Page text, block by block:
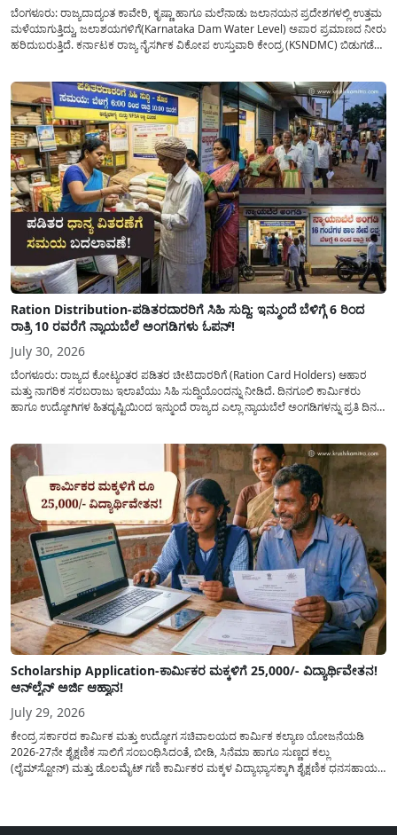
ಬೆಂಗಳೂರು: ರಾಜ್ಯದಾದ್ಯಂತ ಕಾವೇರಿ, ಕೃಷ್ಣಾ ಹಾಗೂ ಮಲೆನಾಡು ಜಲಾನಯನ ಪ್ರದೇಶಗಳಲ್ಲಿ ಉತ್ತಮ
ಮಳೆಯಾಗುತ್ತಿದ್ದು, ಜಲಾಶಯಗಳಿಗೆ(Karnataka Dam Water Level) ಅಪಾರ ಪ್ರಮಾಣದ ನೀರು
ಹರಿದುಬರುತ್ತಿದೆ. ಕರ್ನಾಟಕ ರಾಜ್ಯ ನೈಸರ್ಗಿಕ ವಿಕೋಪ ಉಸ್ತುವಾರಿ ಕೇಂದ್ರ (KSNDMC) ಬಿಡುಗಡೆ
Ration Distribution-ಪಡಿತರದಾರರಿಗೆ ಸಿಹಿ ಸುದ್ದಿ: ಇನ್ಮುಂದೆ ಬೆಳಿಗ್ಗೆ 6 ರಿಂದ
ರಾತ್ರಿ 10 ರವರೆಗೆ ನ್ಯಾಯಬೆಲೆ ಅಂಗಡಿಗಳು ಓಪನ್!
July 30, 2026
ಬೆಂಗಳೂರು: ರಾಜ್ಯದ ಕೋಟ್ಯಂತರ ಪಡಿತರ ಚೀಟಿದಾರರಿಗೆ (Ration Card Holders) ಆಹಾರ
ಮತ್ತು ನಾಗರಿಕ ಸರಬರಾಜು ಇಲಾಖೆಯು ಸಿಹಿ ಸುದ್ದಿಯೊಂದನ್ನು ನೀಡಿದೆ. ದಿನಗೂಲಿ ಕಾರ್ಮಿಕರು
ಹಾಗೂ ಉದ್ಯೋಗಿಗಳ ಹಿತದೃಷ್ಟಿಯಿಂದ ಇನ್ಮುಂದೆ ರಾಜ್ಯದ ಎಲ್ಲಾ ನ್ಯಾಯಬೆಲೆ ಅಂಗಡಿಗಳನ್ನು ಪ್ರತಿ ದಿನ
Scholarship Application-ಕಾರ್ಮಿಕರ ಮಕ್ಕಳಿಗೆ 25,000/- ವಿದ್ಯಾರ್ಥಿವೇತನ!
ಆನ್‍ಲೈನ್ ಅರ್ಜಿ ಆಹ್ವಾನ!
July 29, 2026
ಕೇಂದ್ರ ಸರ್ಕಾರದ ಕಾರ್ಮಿಕ ಮತ್ತು ಉದ್ಯೋಗ ಸಚಿವಾಲಯದ ಕಾರ್ಮಿಕ ಕಲ್ಯಾಣ ಯೋಜನೆಯಡಿ
2026-27ನೇ ಶೈಕ್ಷಣಿಕ ಸಾಲಿಗೆ ಸಂಬಂಧಿಸಿದಂತೆ, ಬೀಡಿ, ಸಿನೆಮಾ ಹಾಗೂ ಸುಣ್ಣದ ಕಲ್ಲು
(ಲೈಮ್‍ಸ್ಟೋನ್) ಮತ್ತು ಡೊಲಮೈಟ್ ಗಣಿ ಕಾರ್ಮಿಕರ ಮಕ್ಕಳ ವಿದ್ಯಾಭ್ಯಾಸಕ್ಕಾಗಿ ಶೈಕ್ಷಣಿಕ ಧನಸಹಾಯ/